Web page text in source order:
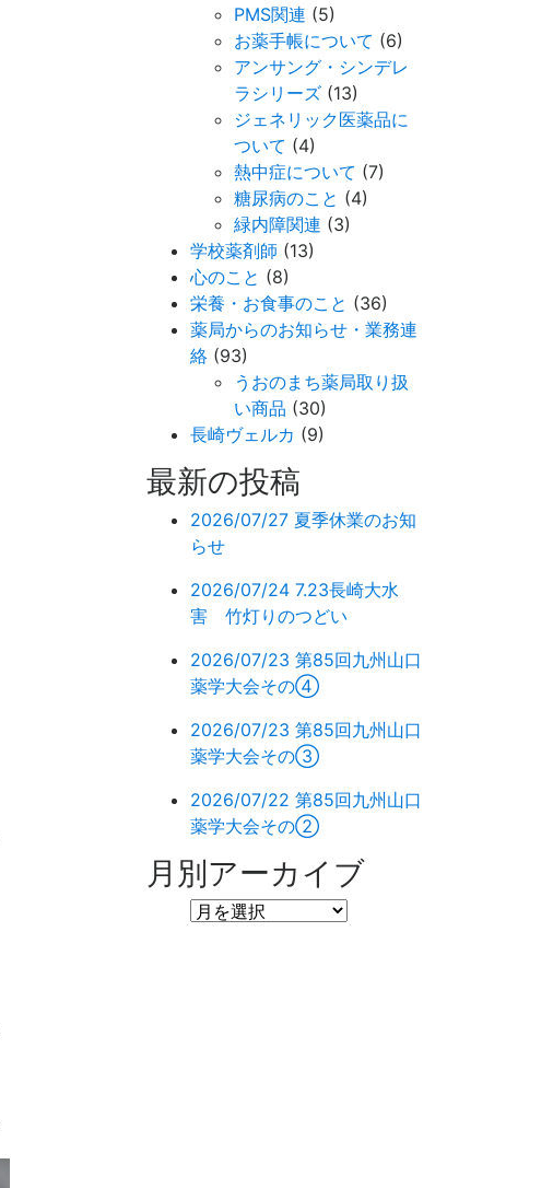
PMS関連 (5)
お薬手帳について (6)
アンサング・シンデレ
ラシリーズ (13)
ジェネリック医薬品に
ついて (4)
熱中症について (7)
糖尿病のこと (4)
緑内障関連 (3)
学校薬剤師 (13)
心のこと (8)
栄養・お食事のこと (36)
薬局からのお知らせ・業務連
絡 (93)
うおのまち薬局取り扱
い商品 (30)
長崎ヴェルカ (9)
最新の投稿
2026/07/27 夏季休業のお知
らせ
2026/07/24 7.23長崎大水
害 竹灯りのつどい
2026/07/23 第85回九州山口
薬学大会その④
2026/07/23 第85回九州山口
薬学大会その③
2026/07/22 第85回九州山口
薬学大会その②
月別アーカイブ